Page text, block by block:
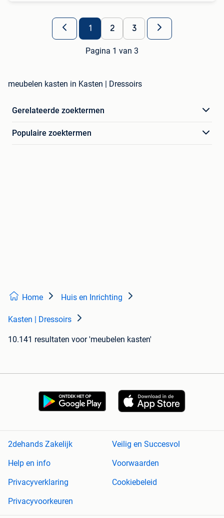
1 2 3
Pagina 1 van 3
meubelen kasten in Kasten | Dressoirs
Gerelateerde zoektermen
Populaire zoektermen
Home Huis en Inrichting
Kasten | Dressoirs
10.141 resultaten voor 'meubelen kasten'
2dehands Zakelijk
Veilig en Succesvol
Help en info
Voorwaarden
Privacyverklaring
Cookiebeleid
Privacyvoorkeuren